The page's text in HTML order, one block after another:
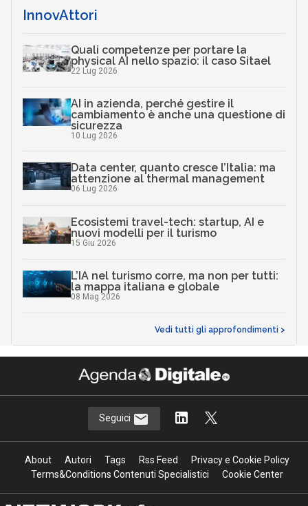
InnovAttori
Quali competenze per portare la
physical AI nello spazio: il caso Sitael
22 Lug 2026
AI in azienda, perché gestire il
cambiamento è anche una questione di
sicurezza
10 Lug 2026
Data center, quanto cresce l’Italia: ma
attenzione al thermal management
06 Lug 2026
Ecosistemi travel-tech: startup, AI e
nuovi modelli per il turismo
15 Giu 2026
L’IA nel turismo corre, ma non per tutti:
la mappa italiana e globale
08 Mag 2026
Vedi tutti gli approfondimenti >
Seguici
About Autori Tags Rss Feed
Privacy e Cookie Policy
Terms&Conditions Contenuti Specialistici
Cookie Center